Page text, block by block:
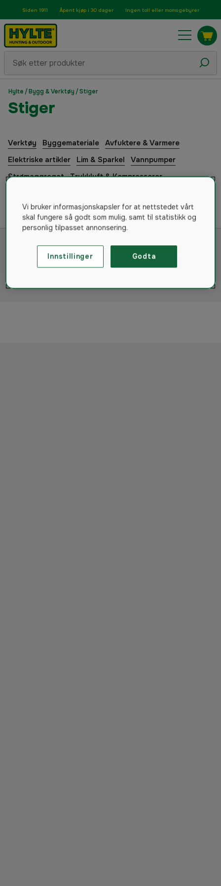
Siden 1911 Åpent kjøp i 30 dager Ingen toll eller momsgebyrer
Hylte /Bygg & Verktøy /Stiger
Stiger
Verktøy Byggemateriale Avfuktere & Varmere
Elektriske artikler
Lim & Sparkel
Vannpumper
Strømaggregat Trykkluft & Kompressorer
Tape & Maskering
Vann & Sanitær
Du har sett 0 av 0 Produkter
Vi bruker informasjonskapsler for at nettstedet vårt
skal fungere så godt som mulig, samt til statistikk og
personlig tilpasset annonsering.
Innstillinger Godta